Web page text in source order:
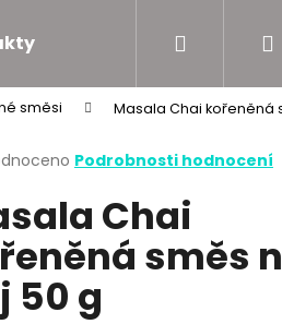
Podporujeme
směsi Masala Chai kořeněná
Podrobnosti hodnocení
Chai
směs
50 g